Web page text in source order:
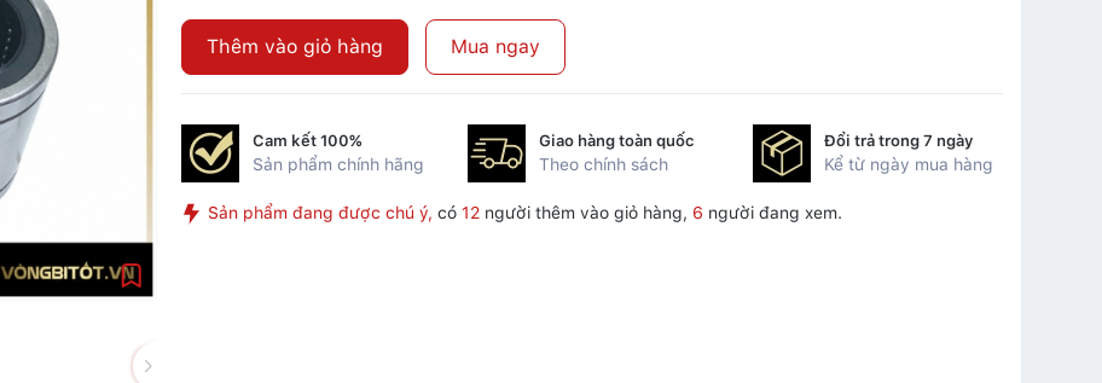
Thêm vào giỏ hàng Mua ngay
Cam kết 100%
Sản phẩm chính hãng
Giao hàng toàn quốc
Theo chính sách
Đổi trả trong 7 ngày
Kể từ ngày mua hàng
Sản phẩm đang được chú ý, có 12 người thêm vào giỏ hàng, 6 người đang xem.